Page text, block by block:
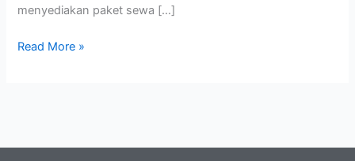
menyediakan paket sewa […]
Read More »